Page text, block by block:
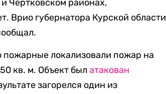
Чертковском районах,
Врио губернатора Курской области
пожарные локализовали пожар на
кв. м. Объект былатакован
загорелся один из